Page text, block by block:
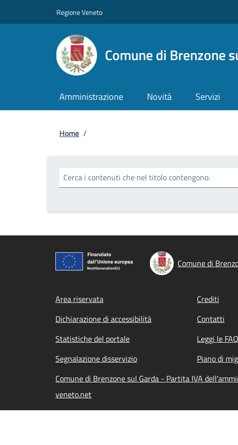
Regione Veneto
Comune di Brenzone
Amministrazione Novità Servizi
Briciole di pane
Home /
Cerca i contenuti che nel titolo contengono:
Comune di
Footer menu
Area riservata Crediti
Dichiarazione di accessibilità
Contatti
Statistiche del portale
Leggi le FAQ
Segnalazione disservizio
Piano di
Comune di Brenzone sul Garda - Partita IVA
veneto.net